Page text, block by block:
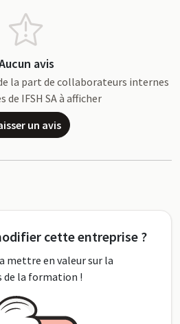
avis
la part de collaborateurs internes
de IFSH SA à afficher
un avis
cette entreprise ?
mettre en valeur sur la
de la formation !